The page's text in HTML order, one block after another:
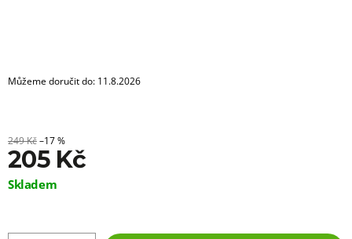
Můžeme doručit do: 11.8.2026
249 Kč–17 %
205 Kč
Měrná
Skladem